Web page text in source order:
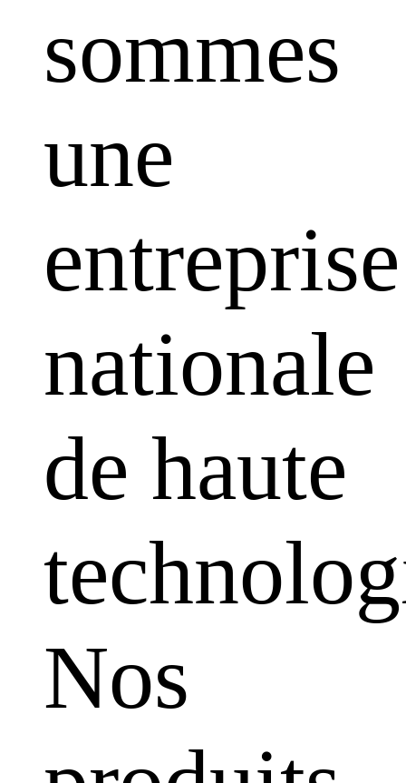
sommes
une
entreprise
nationale
de haute
Nos